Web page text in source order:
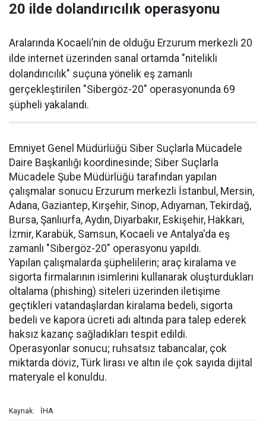
20 ilde dolandırıcılık operasyonu
Aralarında Kocaeli’nin de olduğu Erzurum merkezli 20
ilde internet üzerinden sanal ortamda "nitelikli
dolandırıcılık" suçuna yönelik eş zamanlı
gerçekleştirilen "Sibergöz-20" operasyonunda 69
şüpheli yakalandı.
Emniyet Genel Müdürlüğü Siber Suçlarla Mücadele
Daire Başkanlığı koordinesinde; Siber Suçlarla
Mücadele Şube Müdürlüğü tarafından yapılan
çalışmalar sonucu Erzurum merkezli İstanbul, Mersin,
Adana, Gaziantep, Kırşehir, Sinop, Adıyaman, Tekirdağ,
Bursa, Şanlıurfa, Aydın, Diyarbakır, Eskişehir, Hakkari,
İzmir, Karabük, Samsun, Kocaeli ve Antalya'da eş
zamanlı "Sibergöz-20" operasyonu yapıldı.
Yapılan çalışmalarda şüphelilerin; araç kiralama ve
sigorta firmalarının isimlerini kullanarak oluşturdukları
oltalama (phishing) siteleri üzerinden iletişime
geçtikleri vatandaşlardan kiralama bedeli, sigorta
bedeli ve kapora ücreti adı altında para talep ederek
haksız kazanç sağladıkları tespit edildi.
Operasyonlar sonucu; ruhsatsız tabancalar, çok
miktarda döviz, Türk lirası ve altın ile çok sayıda dijital
materyale el konuldu.
Kaynak: İHA